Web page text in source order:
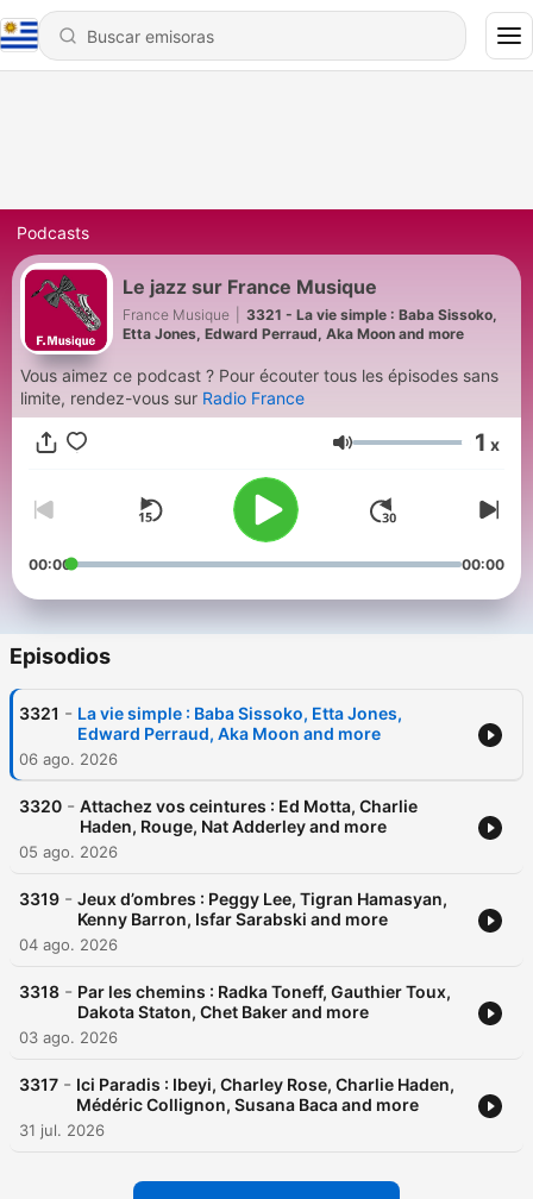
Podcasts
Le jazz sur France Musique
France Musique
3321 - La vie simple : Baba Sissoko,
Etta Jones, Edward Perraud, Aka Moon and more
Vous aimez ce podcast ? Pour écouter tous les épisodes sans
limite, rendez-vous sur Radio France
Volumen 1 x
00:00 00:00
Episodios
3321 - La vie simple : Baba Sissoko, Etta Jones,
Edward Perraud, Aka Moon and more
06 ago. 2026
3320 - Attachez vos ceintures : Ed Motta, Charlie
Haden, Rouge, Nat Adderley and more
05 ago. 2026
3319 - Jeux d’ombres : Peggy Lee, Tigran Hamasyan,
Kenny Barron, Isfar Sarabski and more
04 ago. 2026
3318 - Par les chemins : Radka Toneff, Gauthier Toux,
Dakota Staton, Chet Baker and more
03 ago. 2026
3317 - Ici Paradis : Ibeyi, Charley Rose, Charlie Haden,
Médéric Collignon, Susana Baca and more
31 jul. 2026